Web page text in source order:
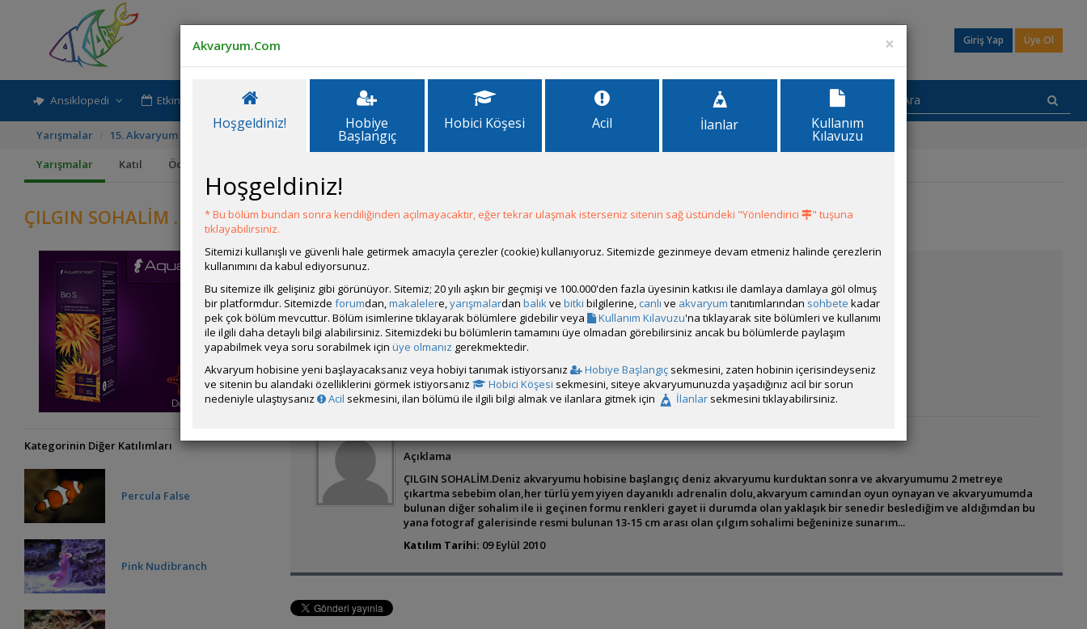
Giriş Yap Üye Ol
Ansiklopedi Etkinlik-Paylaşım İlanlar Forum
Yarışmalar 15. Akvaryum Canlısı Fotoğrafı Yarışması
ÇILGIN SOHALİM . . .
Yarışmalar
Katıl Ödüller
ÇILGIN SOHALİM . . .
Kategorinin Diğer Katılımları
Percula False
Pink Nudibranch
Açıklama
ÇILGIN SOHALİM.Deniz akvaryumu hobisine başlangıç deniz akvaryumu kurduktan sonra ve akvaryumumu 2 metreye
çıkartma sebebim olan,her türlü yem yiyen dayanıklı adrenalin dolu,akvaryum camından oyun oynayan ve akvaryumumda
bulunan diğer sohalim ile ii geçinen formu renkleri gayet ii durumda olan yaklaşık bir senedir beslediğim ve aldığımdan bu
yana fotograf galerisinde resmi bulunan 13-15 cm arası olan çılgım sohalimi beğeninize sunarım...
Katılım Tarihi: 09 Eylül 2010
×
Akvaryum.Com
Hoşgeldiniz! Hobiye
Başlangıç
Hobici Köşesi Acil İlanlar Kullanım
Kılavuzu
Hoşgeldiniz!
* Bu bölüm bundan sonra kendiliğinden açılmayacaktır, eğer tekrar ulaşmak isterseniz sitenin sağ üstündeki "Yönlendirici
" tuşuna
tıklayabilirsiniz.
Sitemizi kullanışlı ve güvenli hale getirmek amacıyla çerezler (cookie) kullanıyoruz. Sitemizde gezinmeye devam etmeniz halinde çerezlerin
kullanımını da kabul ediyorsunuz.
Bu sitemize ilk gelişiniz gibi görünüyor. Sitemiz; 20 yılı aşkın bir geçmişi ve 100.000'den fazla üyesinin katkısı ile damlaya damlaya göl olmuş
bir platformdur. Sitemizde forumdan,makalelere,yarışmalardan balıkve bitki bilgilerine, canlı ve akvaryum tanıtımlarından sohbete kadar
pek çok bölüm mevcuttur. Bölüm isimlerine tıklayarak bölümlere gidebilir veya
Kullanım Kılavuzu'na tıklayarak site bölümleri ve kullanımı
ile ilgili daha detaylı bilgi alabilirsiniz. Sitemizdeki bu bölümlerin tamamını üye olmadan görebilirsiniz ancak bu bölümlerde paylaşım
yapabilmek veya soru sorabilmek için üye olmanız gerekmektedir.
Akvaryum hobisine yeni başlayacaksanız veya hobiyi tanımak istiyorsanız
Hobiye Başlangıç sekmesini, zaten hobinin içerisindeyseniz
ve sitenin bu alandaki özelliklerini görmek istiyorsanız
Hobici Köşesi sekmesini, siteye akvaryumunuzda yaşadığınız acil bir sorun
nedeniyle ulaştıysanız
Acil sekmesini, ilan bölümü ile ilgili bilgi almak ve ilanlara gitmek için İlanlar sekmesini tıklayabilirsiniz.